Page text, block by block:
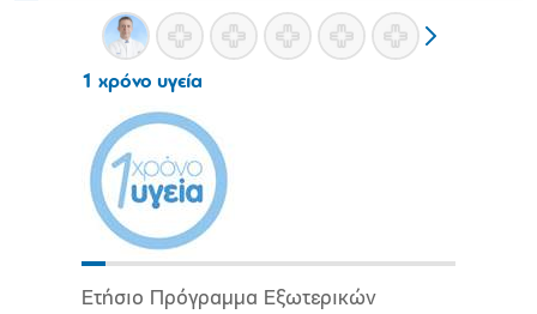
1 χρόνο υγεία
Ετήσιο Πρόγραμμα Εξωτερικών